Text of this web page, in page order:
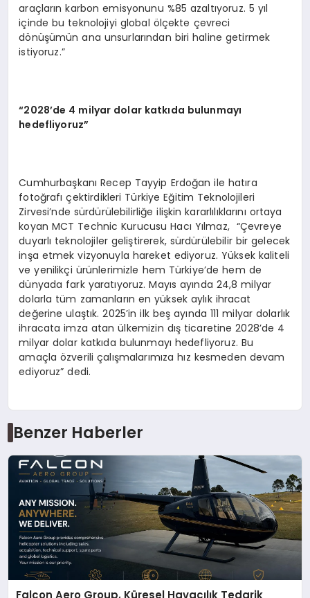
araçların karbon emisyonunu %85 azaltıyoruz. 5 yıl
içinde bu teknolojiyi global ölçekte çevreci
dönüşümün ana unsurlarından biri haline getirmek
istiyoruz.”
“2028’de 4 milyar dolar katkıda bulunmayı
hedefliyoruz”
Cumhurbaşkanı Recep Tayyip Erdoğan ile hatıra
fotoğrafı çektirdikleri Türkiye Eğitim Teknolojileri
Zirvesi’nde sürdürülebilirliğe ilişkin kararlılıklarını ortaya
koyan MCT Technic Kurucusu Hacı Yılmaz, “Çevreye
duyarlı teknolojiler geliştirerek, sürdürülebilir bir gelecek
inşa etmek vizyonuyla hareket ediyoruz. Yüksek kaliteli
ve yenilikçi ürünlerimizle hem Türkiye’de hem de
dünyada fark yaratıyoruz. Mayıs ayında 24,8 milyar
dolarla tüm zamanların en yüksek aylık ihracat
değerine ulaştık. 2025’in ilk beş ayında 111 milyar dolarlık
ihracata imza atan ülkemizin dış ticaretine 2028’de 4
milyar dolar katkıda bulunmayı hedefliyoruz. Bu
amaçla özverili çalışmalarımıza hız kesmeden devam
ediyoruz” dedi.
Benzer Haberler
Falcon Aero Group, Küresel Havacılık Tedarik